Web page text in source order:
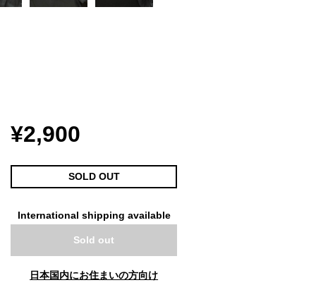
¥2,900
SOLD OUT
International shipping available
Sold out
日本国内にお住まいの方向け